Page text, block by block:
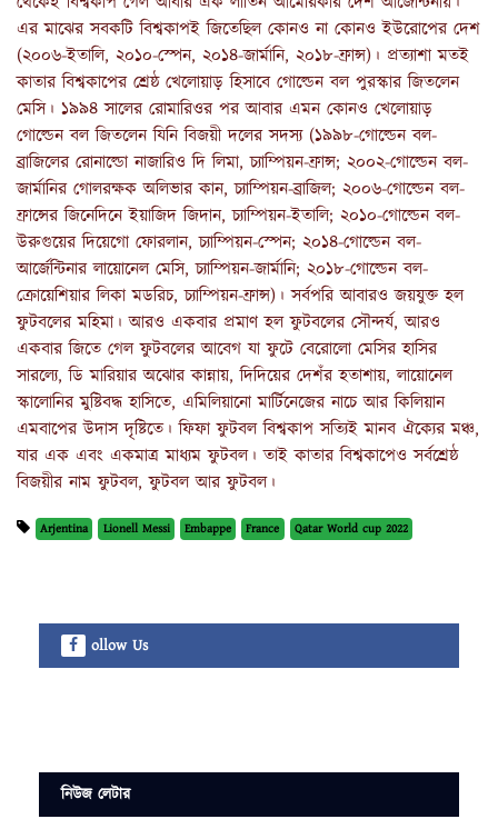
এর মাঝের সবকটি বিশ্বকাপই জিতেছিল কোনও না কোনও ইউরোপের দেশ
(২০০৬-ইতালি, ২০১০-স্পেন, ২০১৪-জার্মানি, ২০১৮-ফ্রান্স)। প্রত্যাশা মতই
কাতার বিশ্বকাপের শ্রেষ্ঠ খেলোয়াড় হিসাবে গোল্ডেন বল পুরস্কার জিতলেন
মেসি। ১৯৯৪ সালের রোমারিওর পর আবার এমন কোনও খেলোয়াড়
গোল্ডেন বল জিতলেন যিনি বিজয়ী দলের সদস্য (১৯৯৮-গোল্ডেন বল-
ব্রাজিলের রোনাল্ডো নাজারিও দি লিমা, চ্যাম্পিয়ন-ফ্রান্স; ২০০২-গোল্ডেন বল-
জার্মানির গোলরক্ষক অলিভার কান, চ্যাম্পিয়ন-ব্রাজিল; ২০০৬-গোল্ডেন বল-
ফ্রান্সের জিনেদিনে ইয়াজিদ জিদান, চ্যাম্পিয়ন-ইতালি; ২০১০-গোল্ডেন বল-
উরুগুয়ের দিয়েগো ফোরলান, চ্যাম্পিয়ন-স্পেন; ২০১৪-গোল্ডেন বল-
আর্জেন্টিনার লায়োনেল মেসি, চ্যাম্পিয়ন-জার্মানি; ২০১৮-গোল্ডেন বল-
ক্রোয়েশিয়ার লিকা মডরিচ, চ্যাম্পিয়ন-ফ্রান্স)। সর্বপরি আবারও জয়যুক্ত হল
ফুটবলের মহিমা। আরও একবার প্রমাণ হল ফুটবলের সৌন্দর্য, আরও
একবার জিতে গেল ফুটবলের আবেগ যা ফুটে বেরোলো মেসির হাসির
সারল্যে, ডি মারিয়ার অঝোর কান্নায়, দিদিয়ের দেশঁর হতাশায়, লায়োনেল
স্কালোনির মুষ্টিবদ্ধ হাসিতে, এমিলিয়ানো মার্টিনেজের নাচে আর কিলিয়ান
এমবাপের উদাস দৃষ্টিতে। ফিফা ফুটবল বিশ্বকাপ সত্যিই মানব ঐক্যের মঞ্চ,
যার এক এবং একমাত্র মাধ্যম ফুটবল। তাই কাতার বিশ্বকাপেও সর্বশ্রেষ্ঠ
বিজয়ীর নাম ফুটবল, ফুটবল আর ফুটবল।
Arjentina Lionell Messi Embappe France Qatar World cup 2022
ollow Us
নিউজ লেটার